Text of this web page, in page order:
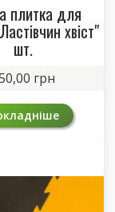
плитка для
хвіст"
шт.
грн